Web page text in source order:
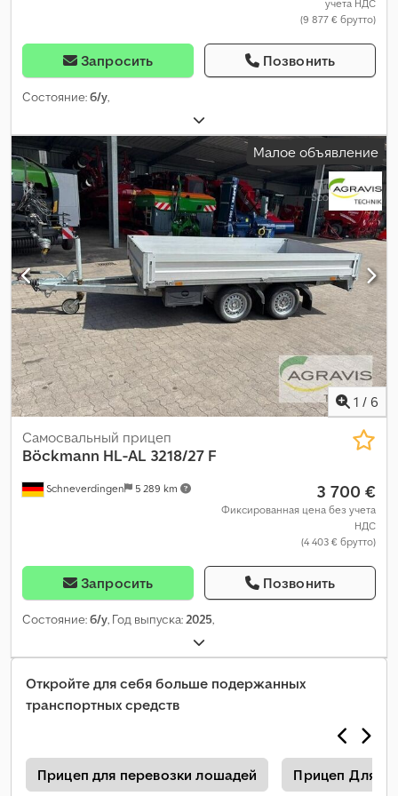
учета НДС
(9 877 € брутто)
Запросить Позвонить
Состояние:б/у,
Малое объявление
1 / 6
Schneverdingen 5 289 km
Самосвальный прицеп
Böckmann HL-AL 3218/27 F
3 700 €
Фиксированная цена без учета
НДС
(4 403 € брутто)
Запросить Позвонить
Состояние:б/у, Год выпуска:2025,
Откройте для себя больше подержанных
транспортных средств
Прицеп для перевозки лошадей Прицеп Для